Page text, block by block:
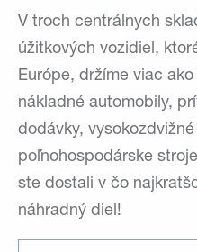
V troch centrálnych
úžitkových vozidiel,
Európe, držíme viac
nákladné automobily,
dodávky,
poľnohospodárske
ste dostali v čo
náhradný diel!